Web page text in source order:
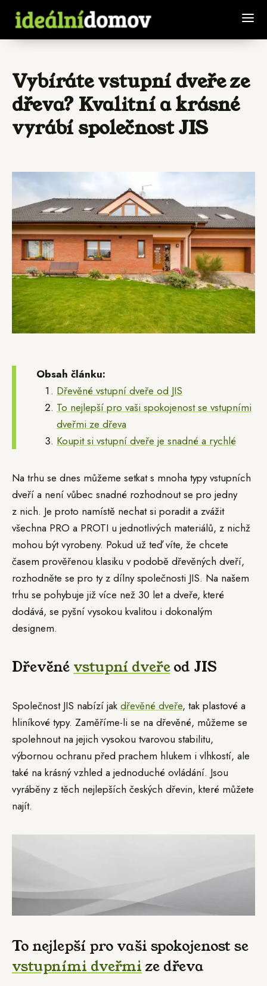
Vybíráte vstupní dveře ze
dřeva? Kvalitní a krásné
vyrábí společnost JIS
Obsah článku:
Dřevěné vstupní dveře od JIS
To nejlepší pro vaši spokojenost se vstupními
dveřmi ze dřeva
Koupit si vstupní dveře je snadné a rychlé
Na trhu se dnes můžeme setkat s mnoha typy vstupních
dveří a není vůbec snadné rozhodnout se pro jedny
z nich. Je proto namístě nechat si poradit a zvážit
všechna PRO a PROTI u jednotlivých materiálů, z nichž
mohou být vyrobeny. Pokud už teď víte, že chcete
časem prověřenou klasiku v podobě dřevěných dveří,
rozhodněte se pro ty z dílny společnosti JIS. Na našem
trhu se pohybuje již více než 30 let a dveře, které
dodává, se pyšní vysokou kvalitou i dokonalým
designem.
Dřevěné vstupní dveřeod JIS
Společnost JIS nabízí jak dřevěné dveře, tak plastové a
hliníkové typy. Zaměříme-li se na dřevěné, můžeme se
spolehnout na jejich vysokou tvarovou stabilitu,
výbornou ochranu před prachem hlukem i vlhkostí, ale
také na krásný vzhled a jednoduché ovládání. Jsou
vyráběny z těch nejlepších českých dřevin, které můžete
najít.
To nejlepší pro vaši spokojenost se
vstupními dveřmi ze dřeva